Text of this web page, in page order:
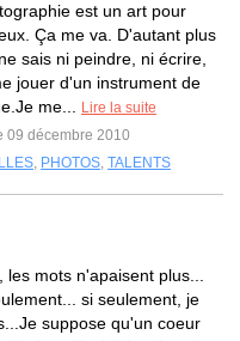
est un art pour
Ça me va. D'autant plus
sais ni peindre, ni écrire,
jouer d'un instrument de
me...
Lire la suite
09 décembre 2010
, PHOTOS, TALENTS
les mots n'apaisent plus...
si seulement, je
suppose qu'un coeur